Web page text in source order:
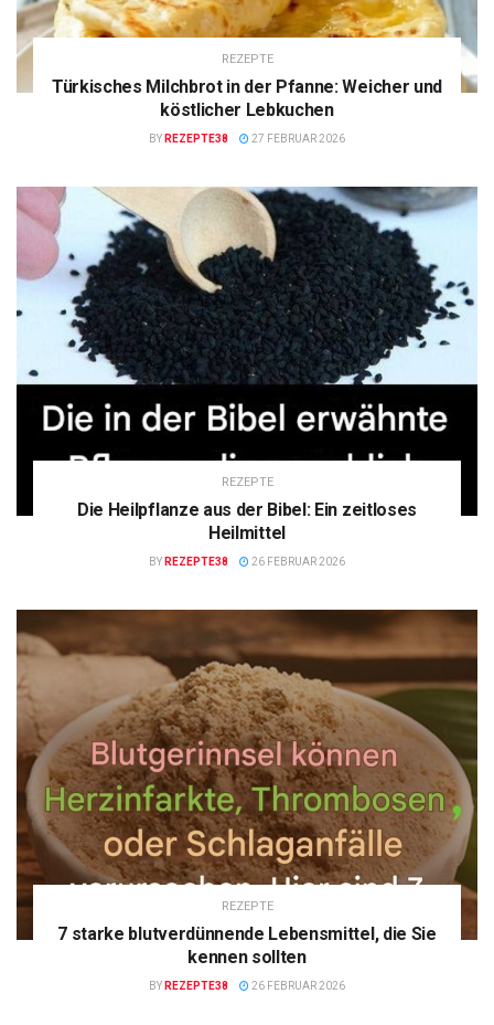
REZEPTE
Türkisches Milchbrot in der Pfanne: Weicher und
köstlicher Lebkuchen
BY REZEPTE38 27 FEBRUAR 2026
REZEPTE
Die Heilpflanze aus der Bibel: Ein zeitloses
Heilmittel
BY REZEPTE38 26 FEBRUAR 2026
REZEPTE
7 starke blutverdünnende Lebensmittel, die Sie
kennen sollten
BY REZEPTE38 26 FEBRUAR 2026